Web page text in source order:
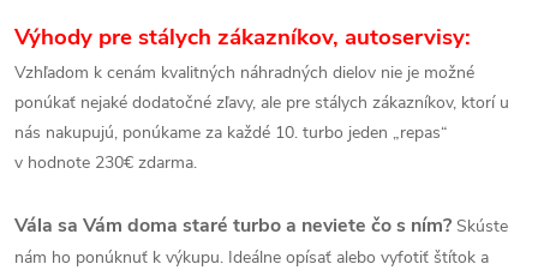
Výhody pre stálych zákazníkov, autoservisy:
Vzhľadom k cenám kvalitných náhradných dielov nie je možné
ponúkať nejaké dodatočné zľavy, ale pre stálych zákazníkov, ktorí u
nás nakupujú, ponúkame za každé 10. turbo jeden „repas“
v hodnote 230€ zdarma.
Vála sa Vám doma staré turbo a neviete čo s ním? Skúste
nám ho ponúknuť k výkupu. Ideálne opísať alebo vyfotiť štítok a